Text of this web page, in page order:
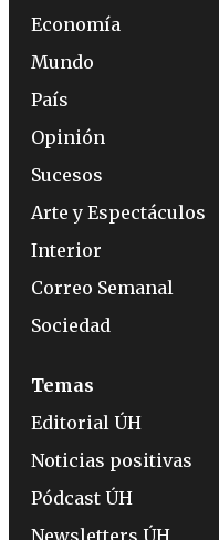
Economía
Mundo
País
Opinión
Sucesos
Arte y Espectáculos
Interior
Correo Semanal
Sociedad
Temas
Editorial ÚH
Noticias positivas
Pódcast ÚH